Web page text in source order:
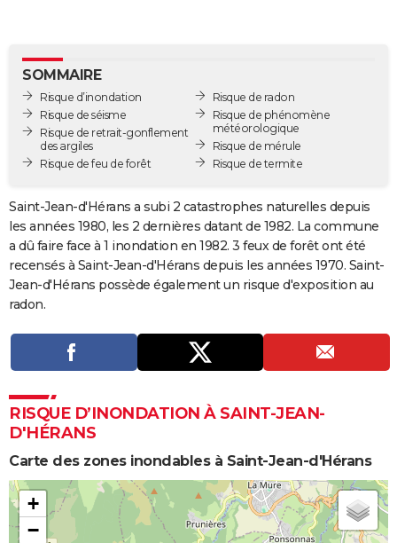
GUIDES D'ACHAT
BONS PLANS
CARTE DE VOEUX
Carte de Noël
Carte Bonne année
Carte Saint-Valentin
Carte Pâques
Carte d'anniversaire
DICTIONNAIRE
PROGRAMME TV
COPAINS D'AVANT
S'inscrire
Se connecter
Lycées
Collèges
Primaires
Universités
Entreprises
Service militaire
Avis de recherche
AVIS DE DÉCÈS
FORUM
Lifestyle
Sport
Television
Cinema
SOMMAIRE
Risque d’inondation
Risque de séisme
Risque de retrait-gonflement
des argiles
Risque de feu de forêt
Risque de radon
Risque de phénomène
météorologique
Risque de mérule
Risque de termite
Saint-Jean-d'Hérans a subi 2 catastrophes naturelles depuis
les années 1980, les 2 dernières datant de 1982. La commune
a dû faire face à 1 inondation en 1982. 3 feux de forêt ont été
recensés à Saint-Jean-d'Hérans depuis les années 1970. Saint-
Jean-d'Hérans possède également un risque d'exposition au
radon.
RISQUE D’INONDATION À SAINT-JEAN-
D'HÉRANS
Carte des zones inondables à Saint-Jean-d'Hérans
+
−